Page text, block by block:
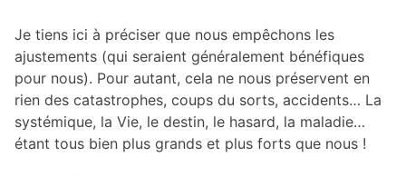
Je tiens ici à préciser que nous empêchons les
ajustements (qui seraient généralement bénéfiques
pour nous). Pour autant, cela ne nous préservent en
rien des catastrophes, coups du sorts, accidents… La
systémique, la Vie, le destin, le hasard, la maladie…
étant tous bien plus grands et plus forts que nous !